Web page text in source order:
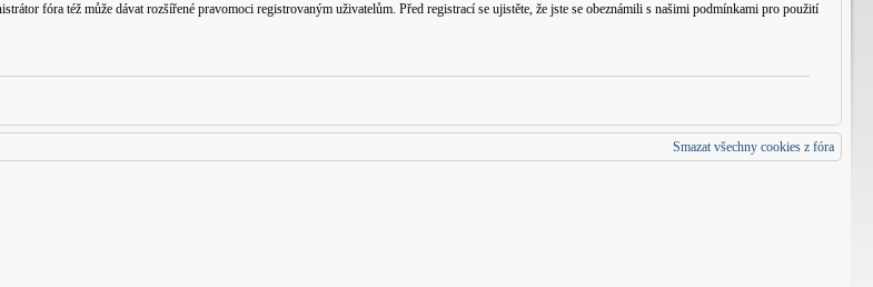
fóra též může dávat rozšířené pravomoci registrovaným uživatelům. Před registrací se ujistěte, že jste se obeznámili s našimi podmínkami pro použití
Smazat všechny cookies z fóra